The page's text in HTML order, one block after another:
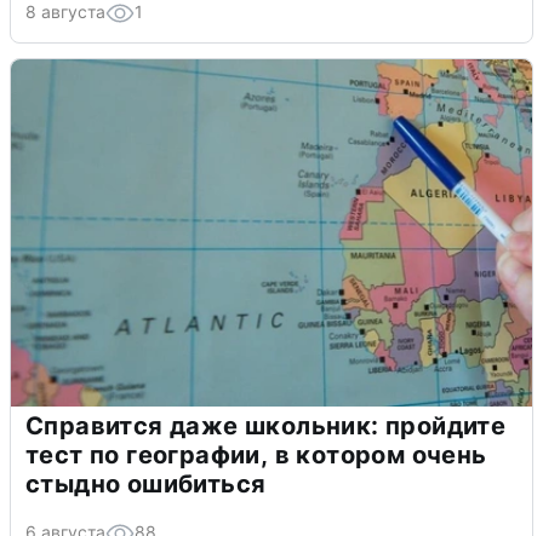
8 августа 1
Справится даже школьник: пройдите
тест по географии, в котором очень
стыдно ошибиться